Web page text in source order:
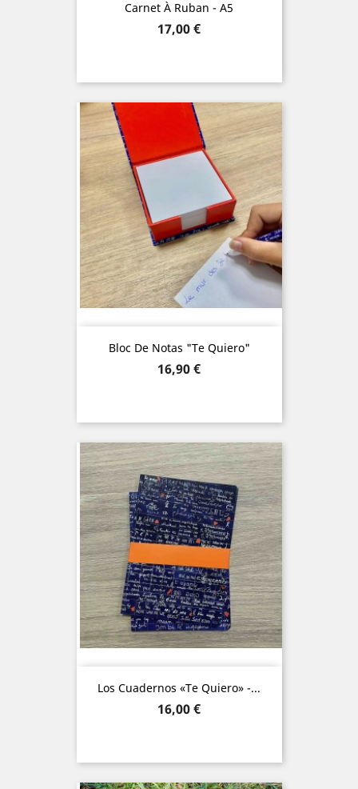
Carnet À Ruban - A5
Precio
17,00 €
Bloc De Notas "Te Quiero"
Precio
16,90 €
Los Cuadernos «Te Quiero» -...
Precio
16,00 €